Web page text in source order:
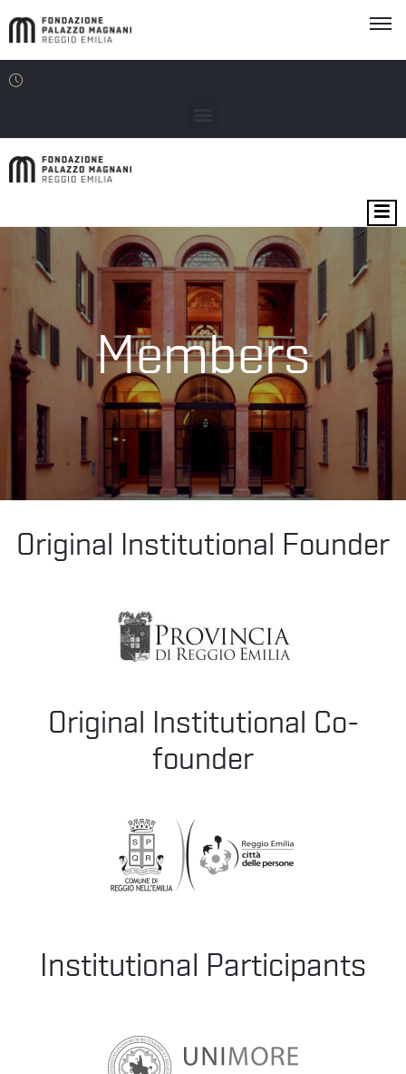
THE
FOUNDATION
VISIT
Members
Original Institutional Founder
Original Institutional Co-
founder
Institutional Participants